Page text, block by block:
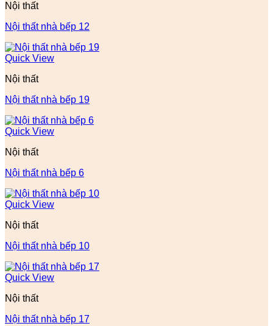
Nội thất
Nội thất nhà bếp 12
Quick View
Nội thất
Nội thất nhà bếp 19
Quick View
Nội thất
Nội thất nhà bếp 6
Quick View
Nội thất
Nội thất nhà bếp 10
Quick View
Nội thất
Nội thất nhà bếp 17